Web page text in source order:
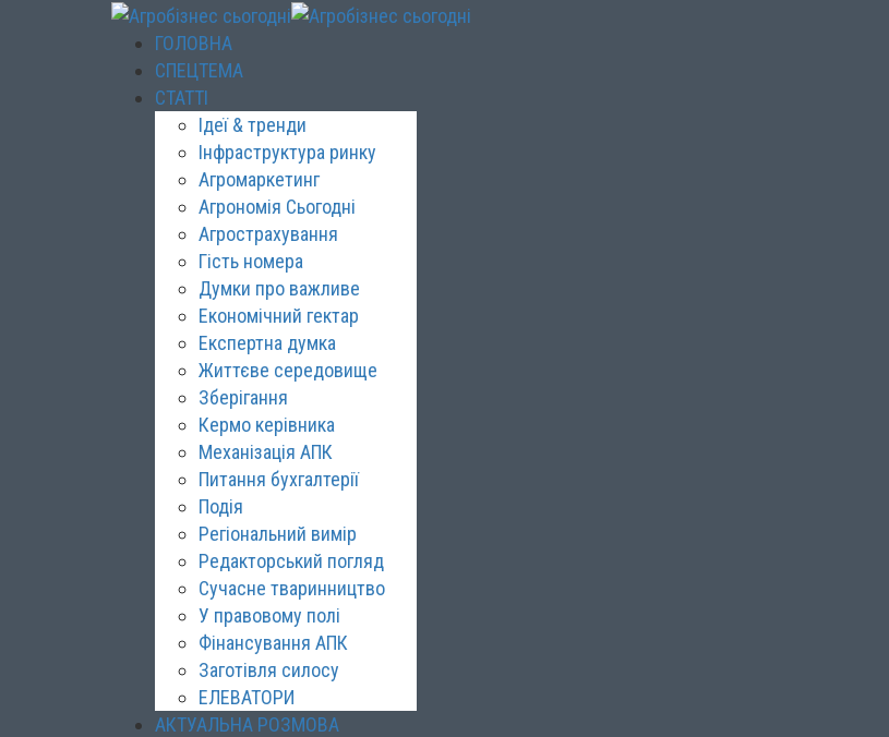
ГОЛОВНА
СПЕЦТЕМА
СТАТТІ
Ідеї & тренди
Інфраструктура ринку
Агромаркетинг
Агрономія Сьогодні
Агрострахування
Гість номера
Думки про важливе
Економічний гектар
Експертна думка
Життєве середовище
Зберігання
Кермо керівника
Механізація АПК
Питання бухгалтерії
Подія
Регіональний вимір
Редакторський погляд
Сучасне тваринництво
У правовому полі
Фінансування АПК
Заготівля силосу
ЕЛЕВАТОРИ
АКТУАЛЬНА РОЗМОВА